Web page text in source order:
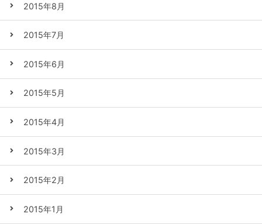
2015年8月
2015年7月
2015年6月
2015年5月
2015年4月
2015年3月
2015年2月
2015年1月